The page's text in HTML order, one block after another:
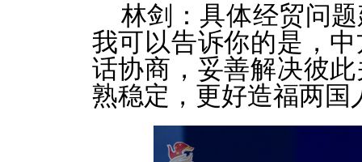
林剑： 具体经贸问
我可以告诉你的是，
话协商，妥善解决彼
熟稳定，更好造福两国